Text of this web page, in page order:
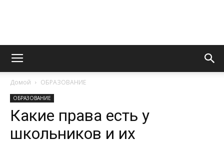
Информационно
портал
Домой ОБРАЗОВАНИЕ
ОБРАЗОВАНИЕ
Какие права есть у
школьников и их